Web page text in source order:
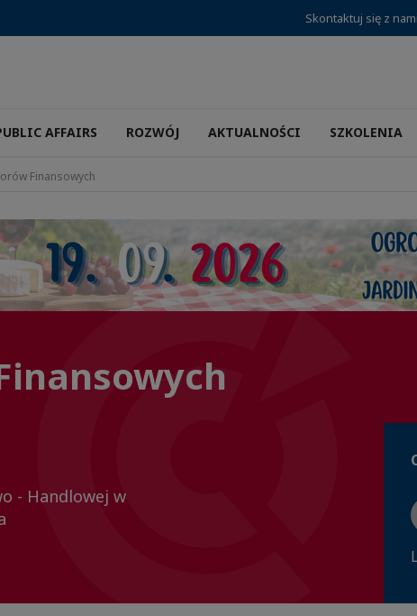
Skontaktuj się z nami
AFFAIRS ROZWÓJ AKTUALNOŚCI SZKOLENIA
Finansowych
- Handlowej w